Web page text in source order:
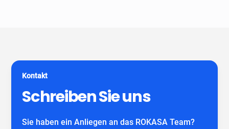
für Schlauchliner. Wir beraten Sie kostenfrei und
individuell nach Ihrem Bedürfnis.
Wir freuen uns auf Ihren Anruf!
Kontakt
Schreiben Sie uns
Sie haben ein Anliegen an das ROKASA Team?